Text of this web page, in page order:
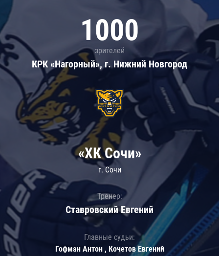
1000
зрителей
КРК «Нагорный», г. Нижний Новгород
«ХК Сочи»
г. Сочи
Тренер:
Ставровский Евгений
Главные судьи:
Гофман Антон , Кочетов Евгений